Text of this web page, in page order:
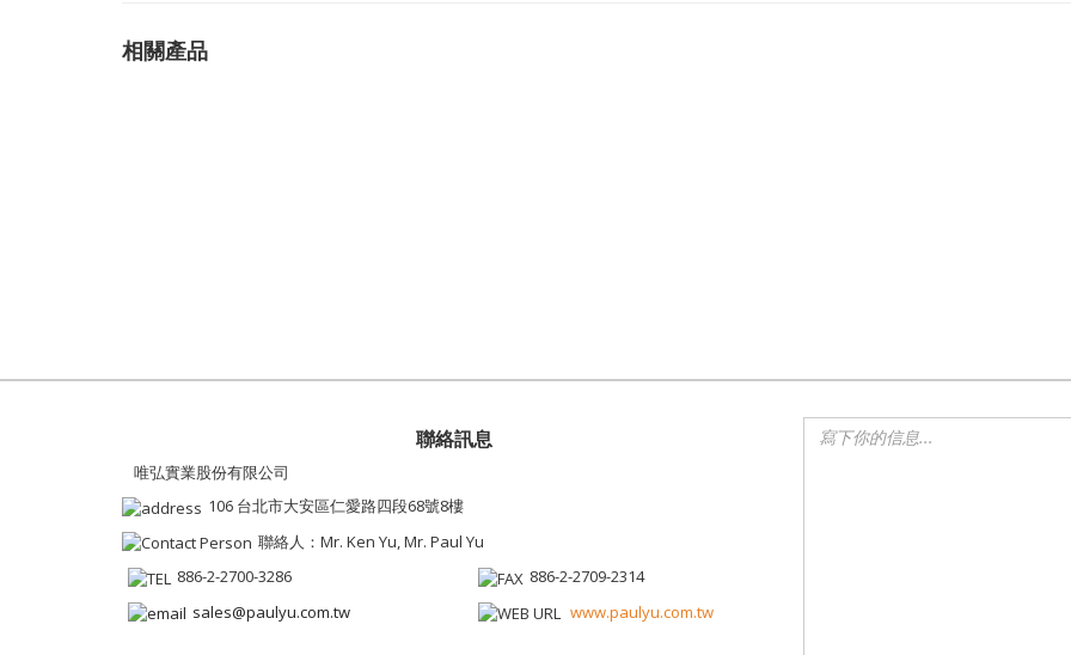
相關產品
聯絡訊息
唯弘實業股份有限公司
106 台北市大安區仁愛路四段68號8樓
聯絡人：Mr. Ken Yu, Mr. Paul Yu
886-2-2700-3286
886-2-2709-2314
sales@paulyu.com.tw
www.paulyu.com.tw